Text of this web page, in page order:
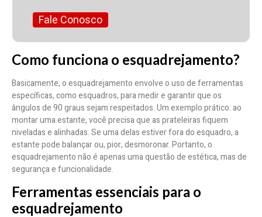
Fale Conosco
Como funciona o esquadrejamento?
Basicamente, o esquadrejamento envolve o uso de ferramentas
específicas, como esquadros, para medir e garantir que os
ângulos de 90 graus sejam respeitados. Um exemplo prático: ao
montar uma estante, você precisa que as prateleiras fiquem
niveladas e alinhadas. Se uma delas estiver fora do esquadro, a
estante pode balançar ou, pior, desmoronar. Portanto, o
esquadrejamento não é apenas uma questão de estética, mas de
segurança e funcionalidade.
Ferramentas essenciais para o
esquadrejamento